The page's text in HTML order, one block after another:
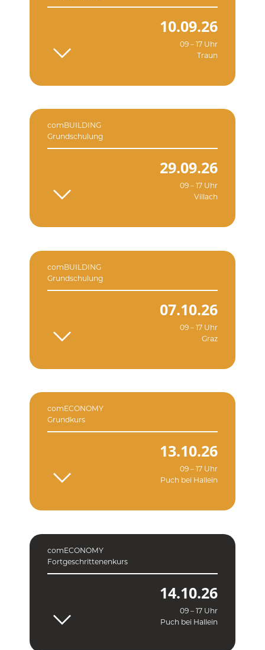
10.09.26
09 – 17 Uhr
Traun
comBUILDING
Grundschulung
29.09.26
09 – 17 Uhr
Villach
comBUILDING
Grundschulung
07.10.26
09 – 17 Uhr
Graz
comECONOMY
Grundkurs
13.10.26
09 – 17 Uhr
Puch bei Hallein
comECONOMY
Fortgeschrittenenkurs
14.10.26
09 – 17 Uhr
Puch bei Hallein